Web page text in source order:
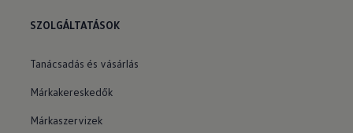
SZOLGÁLTATÁSOK
Tanácsadás és vásárlás
Márkakereskedők
Márkaszervizek